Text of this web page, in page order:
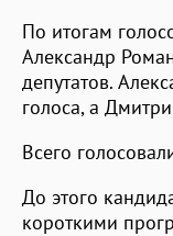
По итогам
Александр
депутатов.
голоса, а
Всего
До этого
короткими